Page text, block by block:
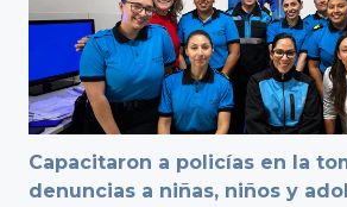
Capacitaron a policías en la
denuncias a niñas, niños y